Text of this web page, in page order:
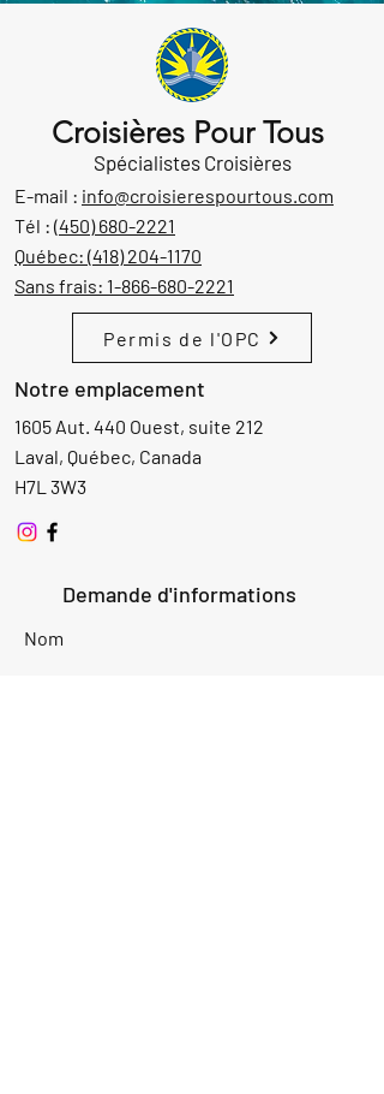
Croisières Pour Tous
Spécialistes Croisières
E-mail : info@croisierespourtous.com
Tél : (450) 680-2221
Québec: (418) 204-1170
Sans frais: 1-866-680-2221
Permis de l'OPC
Notre emplacement
1605 Aut. 440 Ouest, suite 212
Laval, Québec, Canada
H7L 3W3
Demande d'informations
Nom